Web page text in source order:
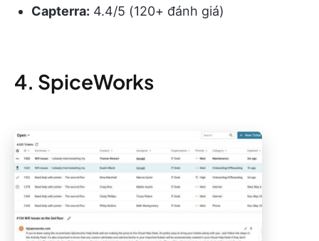
Capterra: 4.4/5 (120+ đánh giá)
4. SpiceWorks